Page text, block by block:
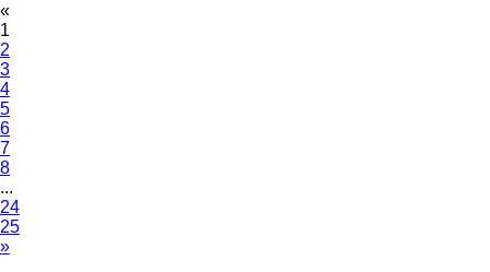
«
1
2
3
4
5
6
7
8
...
24
25
»